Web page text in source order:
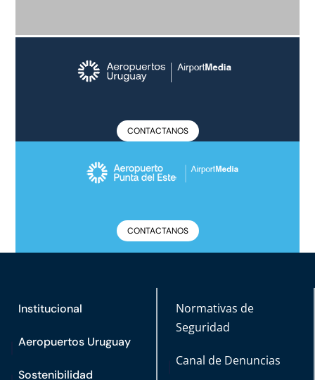
CONTACTANOS
CONTACTANOS
Institucional
Aeropuertos Uruguay
Sostenibilidad
Normativas de
Seguridad
Canal de Denuncias